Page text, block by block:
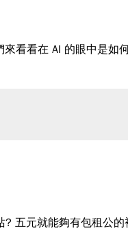
AI 的眼中是如何分析
五元就能夠有包租公